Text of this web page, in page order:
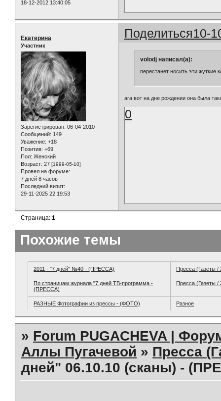
18-12-2012 13:40:05
Поделиться10-
Екатерина
Участник
Зарегистрирован: 06-04-2010
Сообщений: 149
Уважение: +18
Позитив: +69
Пол: Женский
Возраст: 27 [1999-05-10]
Провел на форуме:
7 дней 8 часов
Последний визит:
29-11-2025 22:19:53
volodj написал(а):
перестанет носить эти жуткие
ага вот на дне рождении она была
0
Страница:1
Похожие темы
2011 - "7 дней" №40 - (ПРЕССА) Пресса (Газеты
По страницам журнала "7 дней ТВ-программа -
(ПРЕССА)
Пресса (Газеты
РАЗНЫЕ Фотографии из прессы - (ФОТО) Разное
» Forum PUGACHEVA |
Аллы Пугачевой » Пресса
дней" 06.10.10 (сканы) -